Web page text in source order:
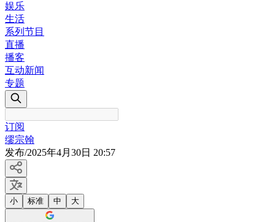
娱乐
生活
系列节目
直播
播客
互动新闻
专题
订阅
缪宗翰
发布/2025年4月30日 20:57
小 标准 中 大